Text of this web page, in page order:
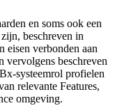
en soms ook een
beschreven in
eisen verbonden aan
vervolgens beschreven
systeemrol profielen
relevante Features,
omgeving.